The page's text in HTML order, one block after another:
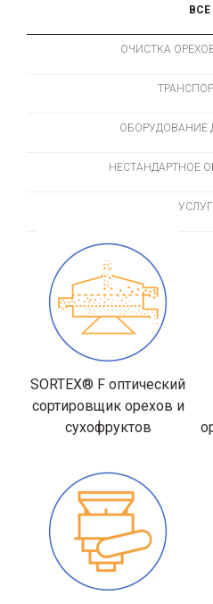
ВСE
ОЧИСТКА
ОБОРУДОВАНИЕ
НЕСТАНДАРТНОЕ
SORTEX® F оптический
сортировщик орехов и
сухофруктов